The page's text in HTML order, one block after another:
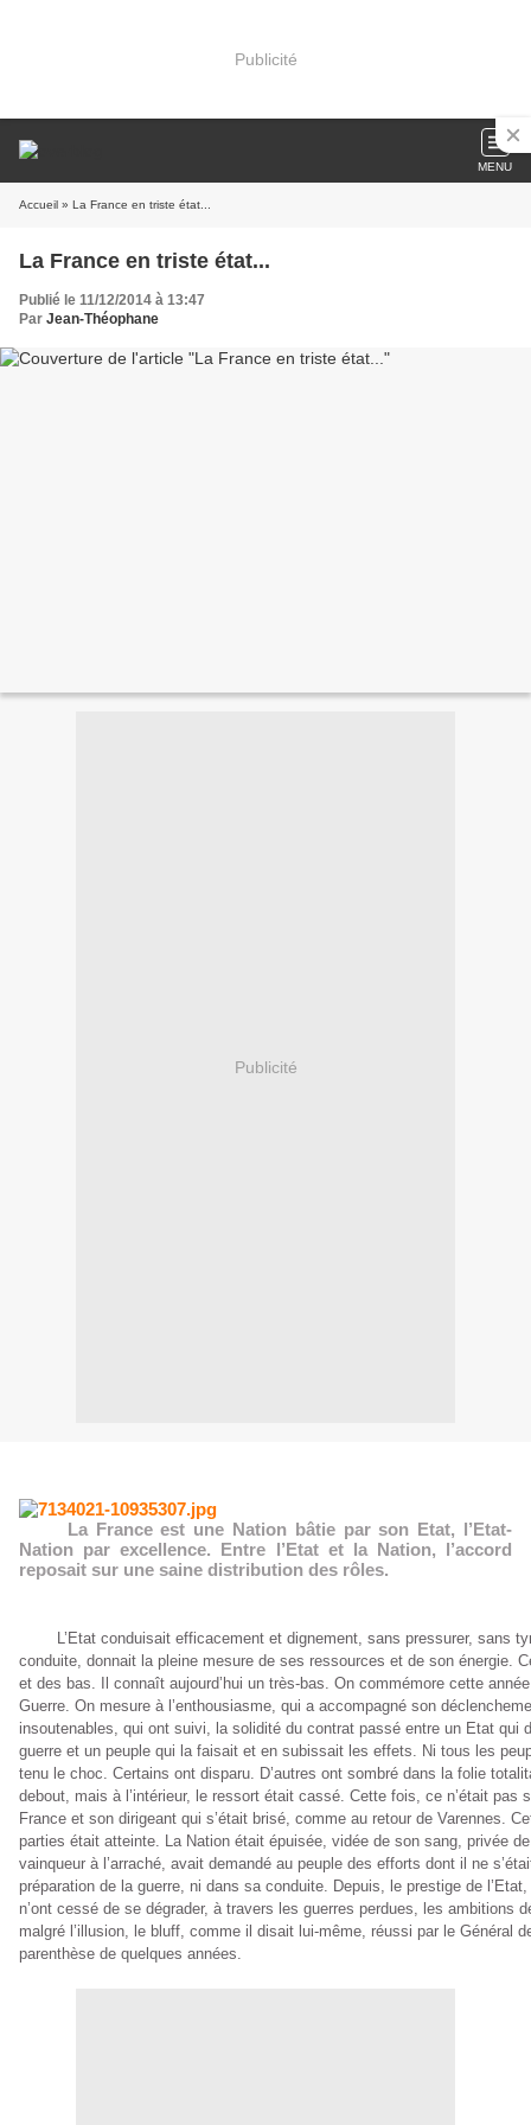
Publicité
MENU
Accueil » La France en triste état...
La France en triste état...
Publié le 11/12/2014 à 13:47
Par Jean-Théophane
Publicité
La France est une Nation bâtie par son Etat, l’Etat-
Nation par excellence. Entre l’Etat et la Nation, l’accord
reposait sur une saine distribution des rôles.
L’Etat conduisait efficacement et dignement, sans pressurer, sans
conduite, donnait la pleine mesure de ses ressources et de son énergie.
et des bas. Il connaît aujourd’hui un très-bas. On commémore cette
Guerre. On mesure à l’enthousiasme, qui a accompagné son
insoutenables, qui ont suivi, la solidité du contrat passé entre un Etat qui
guerre et un peuple qui la faisait et en subissait les effets. Ni tous les
tenu le choc. Certains ont disparu. D’autres ont sombré dans la folie
debout, mais à l’intérieur, le ressort était cassé. Cette fois, ce n’était pas
France et son dirigeant qui s’était brisé, comme au retour de Varennes.
parties était atteinte. La Nation était épuisée, vidée de son sang, privée
vainqueur à l’arraché, avait demandé au peuple des efforts dont il ne
préparation de la guerre, ni dans sa conduite. Depuis, le prestige de
n’ont cessé de se dégrader, à travers les guerres perdues, les ambitions
malgré l’illusion, le bluff, comme il disait lui-même, réussi par le Général
parenthèse de quelques années.